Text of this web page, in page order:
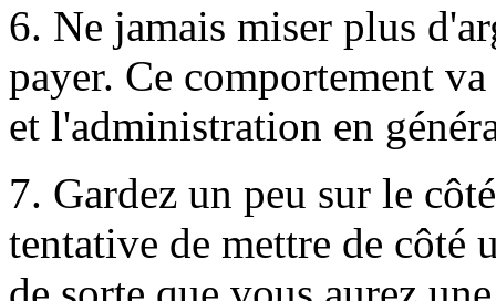
6. Ne jamais miser plus
payer. Ce comportement
et l'administration en
7. Gardez un peu sur le
tentative de mettre de côté